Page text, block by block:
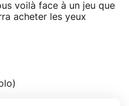
voilà face à un jeu que
acheter les yeux